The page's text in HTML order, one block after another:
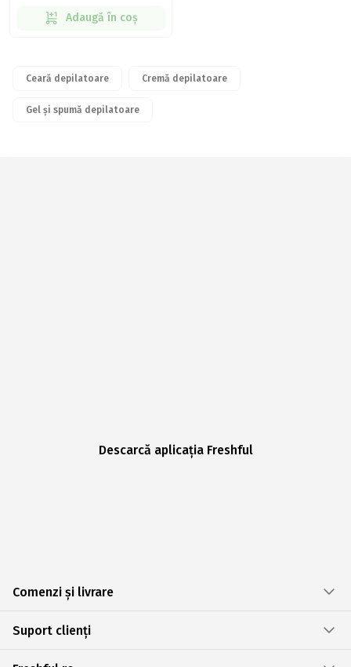
Adaugă în coș
Ceară depilatoare Cremă depilatoare
Gel și spumă depilatoare
Descarcă aplicația Freshful
Comenzi și livrare
Suport clienți